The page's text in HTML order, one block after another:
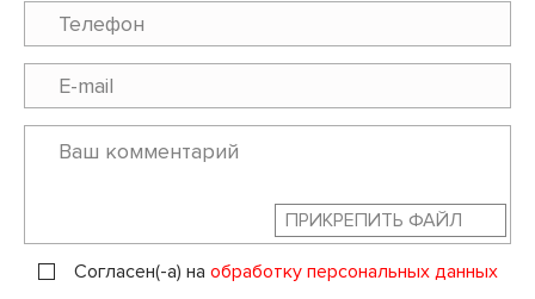
ПРИКРЕПИТЬ ФАЙЛ
Согласен(-а) на обработку персональных данных